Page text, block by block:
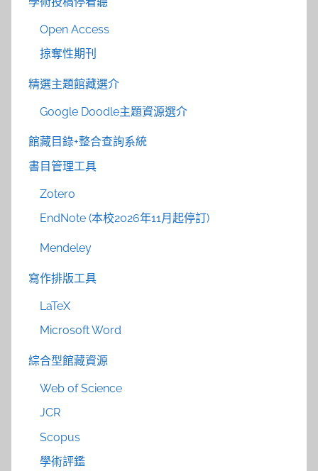
Open Access
掠奪性期刊
精選主題館藏選介
Google Doodle主題資源選介
館藏目錄+整合查詢系統
書目管理工具
Zotero
EndNote (本校2026年11月起停訂)
Mendeley
寫作排版工具
LaTeX
Microsoft Word
綜合型館藏資源
Web of Science
JCR
Scopus
學術評鑑